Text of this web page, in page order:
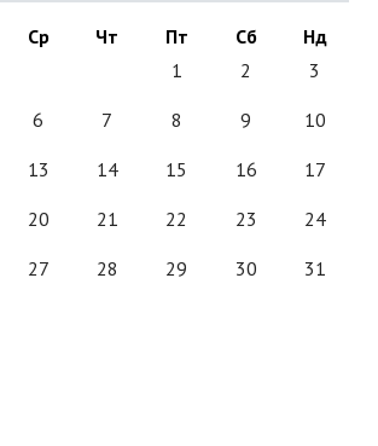
Ср Чт Пт Сб
Нд
1
2 3
6 7 8 9 10
13 14 15 16 17
20 21 22 23 24
27 28 29 30 31